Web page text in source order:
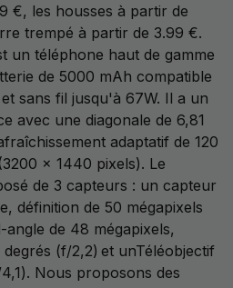
€, les housses à partir de
trempé à partir de 3.99 €.
un téléphone haut de gamme
de 5000 mAh compatible
sans fil jusqu'à 67W. Il a un
avec une diagonale de 6,81
adaptatif de 120
x 1440 pixels). Le
de 3 capteurs : un capteur
définition de 50 mégapixels
de 48 mégapixels,
(f/2,2) et unTéléobjectif
Nous proposons des